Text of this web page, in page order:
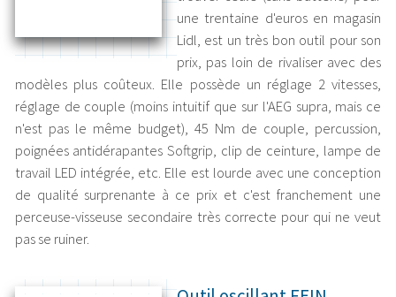
une trentaine d'euros en magasin
Lidl, est un très bon outil pour son
prix, pas loin de rivaliser avec des
modèles plus coûteux. Elle possède un réglage 2 vitesses,
réglage de couple (moins intuitif que sur l'AEG supra, mais ce
n'est pas le même budget), 45 Nm de couple, percussion,
poignées antidérapantes Softgrip, clip de ceinture, lampe de
travail LED intégrée, etc. Elle est lourde avec une conception
de qualité surprenante à ce prix et c'est franchement une
perceuse-visseuse secondaire très correcte pour qui ne veut
pas se ruiner.